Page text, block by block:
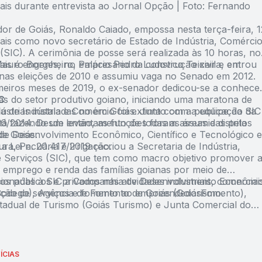
durante entrevista ao Jornal Opção | Foto: Fernando
de Goiás, Ronaldo Caiado, empossa nesta terça-feira,
como novo secretário de Estado de Indústria, Comércio
A cerimônia de posse será realizada às 10 horas, no
Borges, no Palácio Pedro Ludovico Teixeira, em
é engenheiro, empresário da construção civil e entrou
eleições de 2010 e assumiu vaga no Senado em 2012.
meses de 2019, o ex-senador dedicou-se a
do setor produtivo goiano, iniciando uma maratona de
instaladas no em Goiás. Junto com a equipe da SIC
fazendo um levantamento de todas as áreas e distritos
Goiás.
de Indústria e Comércio foi extinta com a publicação da
2014. Desde então, as funções foram assumidas pela
Desenvolvimento Econômico, Científico e Tecnológico e
Pecuária e Irrigação.
Lei n. 20.417/2019 recriou a Secretaria de Indústria,
Serviços (SIC), que tem como macro objetivo promover a
e renda das famílias goianas por meio de
públicos e privados nas atividades industriais,
de serviços e fomento ao empreendedorismo.
à SIC a Companhia de Desenvolvimento
Agência de Fomento de Goiás (GoiásFomento),
de Turismo (Goiás Turismo) e Junta Comercial do